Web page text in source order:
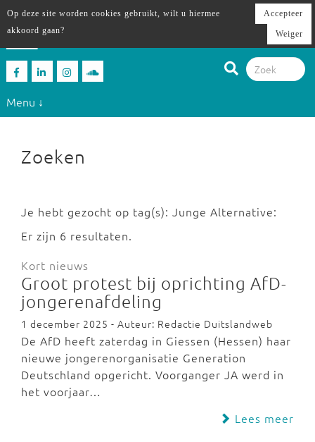
Menu ↓
Zoeken
Je hebt gezocht op tag(s): Junge Alternative:
Er zijn 6 resultaten.
Kort nieuws
Groot protest bij oprichting AfD-
jongerenafdeling
1 december 2025 - Auteur: Redactie Duitslandweb
De AfD heeft zaterdag in Giessen (Hessen) haar
nieuwe jongerenorganisatie Generation
Deutschland opgericht. Voorganger JA werd in
het voorjaar…
Lees meer
Op deze site worden cookies gebruikt, wilt u hiermee
akkoord gaan?
Accepteer
Weiger